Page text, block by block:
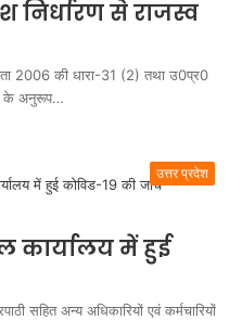
निर्धारण से राजस्व
2006 की धारा-31 (2) तथा उ0प्र0
के अनुरूप…
उत्तर प्रदेश
कार्यालय में हुई
सहित अन्य अधिकारियों एवं कर्मचारियों